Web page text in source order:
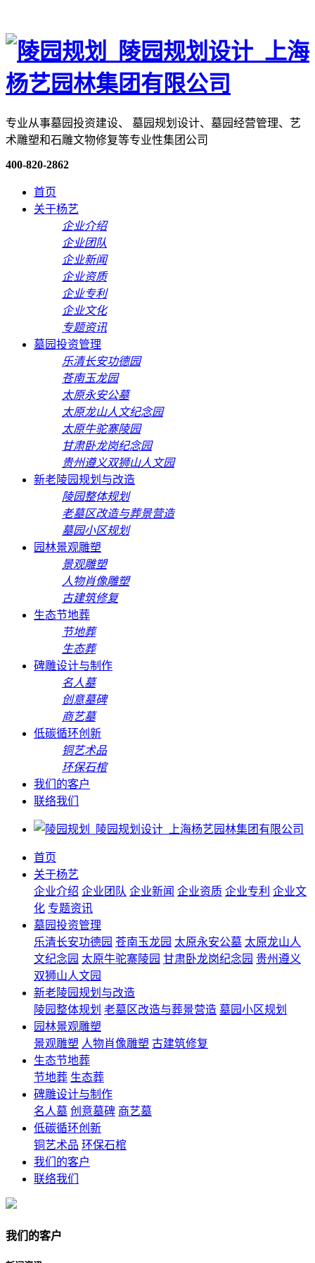
专业从事墓园投资建设、 墓园规划设计、墓园经营管理、艺
术雕塑和石雕文物修复等专业性集团公司
400-820-2862
首页
关于杨艺
企业介绍
企业团队
企业新闻
企业资质
企业专利
企业文化
专题资讯
墓园投资管理
乐清长安功德园
苍南玉龙园
太原永安公墓
太原龙山人文纪念园
太原牛驼寨陵园
甘肃卧龙岗纪念园
贵州遵义双狮山人文园
新老陵园规划与改造
陵园整体规划
老墓区改造与葬景营造
墓园小区规划
园林景观雕塑
景观雕塑
人物肖像雕塑
古建筑修复
生态节地葬
节地葬
生态葬
碑雕设计与制作
名人墓
创意墓碑
商艺墓
低碳循环创新
铜艺术品
环保石棺
我们的客户
联络我们
首页
关于杨艺
企业介绍 企业团队 企业新闻 企业资质 企业专利 企业文
化 专题资讯
墓园投资管理
乐清长安功德园 苍南玉龙园 太原永安公墓 太原龙山人
文纪念园 太原牛驼寨陵园 甘肃卧龙岗纪念园 贵州遵义
双狮山人文园
新老陵园规划与改造
陵园整体规划 老墓区改造与葬景营造 墓园小区规划
园林景观雕塑
景观雕塑 人物肖像雕塑 古建筑修复
生态节地葬
节地葬 生态葬
碑雕设计与制作
名人墓 创意墓碑 商艺墓
低碳循环创新
铜艺术品 环保石棺
我们的客户
联络我们
我们的客户